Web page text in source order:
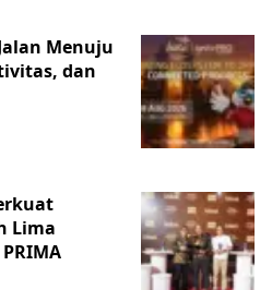
Menuju
dan
Lima